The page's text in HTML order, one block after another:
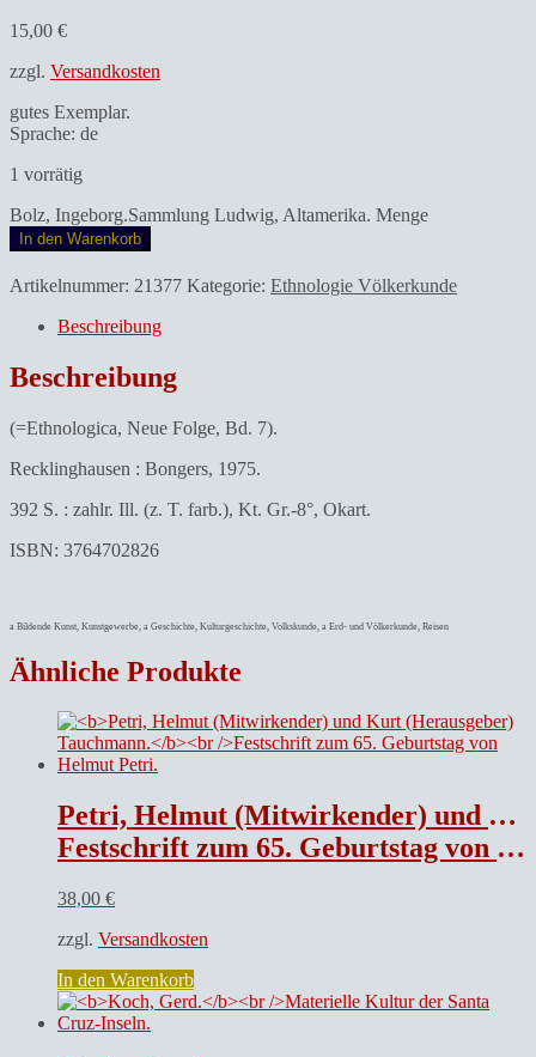
15,00 €
zzgl. Versandkosten
gutes Exemplar.
Sprache: de
1 vorrätig
Bolz, Ingeborg.Sammlung Ludwig, Altamerika. Menge
In den Warenkorb
Artikelnummer: 21377 Kategorie: Ethnologie Völkerkunde
Beschreibung
Beschreibung
(=Ethnologica, Neue Folge, Bd. 7).
Recklinghausen : Bongers, 1975.
392 S. : zahlr. Ill. (z. T. farb.), Kt. Gr.-8°, Okart.
ISBN: 3764702826
a Bildende Kunst, Kunstgewerbe, a Geschichte, Kulturgeschichte, Volkskunde, a Erd- und Völkerkunde, Reisen
Ähnliche Produkte
Petri, Helmut (Mitwirkender) und Kurt (Herausgeber) Tauchmann.
Festschrift zum 65. Geburtstag von Helmut Petri.
38,00 €
zzgl. Versandkosten
In den Warenkorb